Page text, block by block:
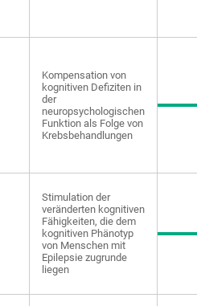
Kompensation von
kognitiven Defiziten in
der
neuropsychologischen
Funktion als Folge von
Krebsbehandlungen
Stimulation der
veränderten kognitiven
Fähigkeiten, die dem
kognitiven Phänotyp
von Menschen mit
Epilepsie zugrunde
liegen